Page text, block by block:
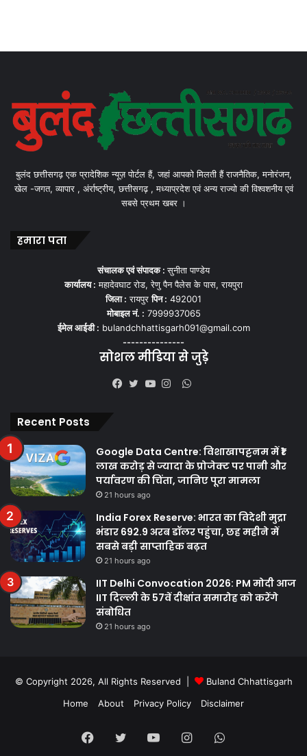
बुलंद छत्तीसगढ़ एक प्रादेशिक न्यूज़ पोर्टल हैं, जहां आपको मिलती हैं राजनैतिक, मनोरंजन,
खेल -जगत, व्यापार , अंर्राष्ट्रीय, छत्तीसगढ़ , मध्याप्रदेश एवं अन्य राज्यो की विश्वशनीय एवं
सबसे प्रथम खबर ।
हमारा पता
संचालक एवं संपादक :सुनीता पाण्डेय
कार्यालय : महादेवघाट रोड, रेणु पैन पैलेस के पास, रायपुरा
जिला : रायपुरपिन : 492001
मोबाइल नं. : 7999937065
ईमेल आईडी : bulandchhattisgarh091@gmail.com
---------------
सोशल मीडिया से जुड़े
WhatsApp
Recent Posts
Google Data Centre: विशाखापट्टनम में ₹1
लाख करोड़ से ज्यादा के प्रोजेक्ट पर पानी और
पर्यावरण की चिंता, जानिए पूरा मामला
21 hours ago
India Forex Reserve: भारत का विदेशी मुद्रा
भंडार 692.9 अरब डॉलर पहुंचा, छह महीने में
सबसे बड़ी साप्ताहिक बढ़त
21 hours ago
IIT Delhi Convocation 2026: PM मोदी आज
IIT दिल्ली के 57वें दीक्षांत समारोह को करेंगे
संबोधित
21 hours ago
© Copyright 2026, All Rights Reserved |
Buland Chhattisgarh
Home
About Privacy Policy Disclaimer
Facebook
TwitterYouTubeInstagramWhatsApp